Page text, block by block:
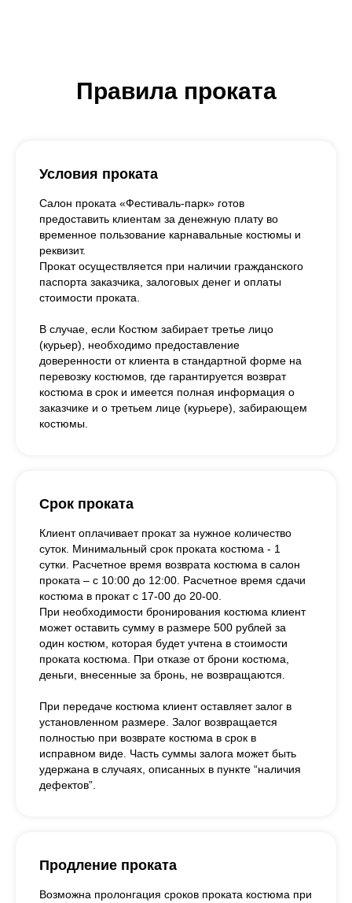
Правила проката
Условия проката
Салон проката «Фестиваль-парк» готов
предоставить клиентам за денежную плату во
временное пользование карнавальные костюмы и
реквизит.
Прокат осуществляется при наличии гражданского
паспорта заказчика, залоговых денег и оплаты
стоимости проката.
В случае, если Костюм забирает третье лицо
(курьер), необходимо предоставление
доверенности от клиента в стандартной форме на
перевозку костюмов, где гарантируется возврат
костюма в срок и имеется полная информация о
заказчике и о третьем лице (курьере), забирающем
костюмы.
Срок проката
Клиент оплачивает прокат за нужное количество
суток. Минимальный срок проката костюма - 1
сутки. Расчетное время возврата костюма в салон
проката – с 10:00 до 12:00. Расчетное время сдачи
костюма в прокат с 17-00 до 20-00.
При необходимости бронирования костюма клиент
может оставить сумму в размере 500 рублей за
один костюм, которая будет учтена в стоимости
проката костюма. При отказе от брони костюма,
деньги, внесенные за бронь, не возвращаются.
При передаче костюма клиент оставляет залог в
установленном размере. Залог возвращается
полностью при возврате костюма в срок в
исправном виде. Часть суммы залога может быть
удержана в случаях, описанных в пункте “наличия
дефектов”.
Продление проката
Возможна пролонгация сроков проката костюма при